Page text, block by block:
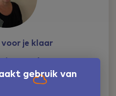
gebruik van
je klaar
iemand
spreken?